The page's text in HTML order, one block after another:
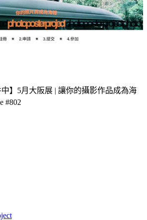
中】5月大阪展 | 讓你的攝影作品成為海
#802